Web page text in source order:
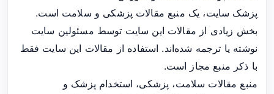
پزشک سایت، یک منبع مقالات پزشکی و سلامت است.
بخش زیادی از مقالات این سایت توسط مسئولین سایت
نوشته یا ترجمه شده‌اند. استفاده از مقالات این سایت فقط
با ذکر منبع مجاز است.
منبع مقالات سلامت، پزشکی، استخدام پزشک و